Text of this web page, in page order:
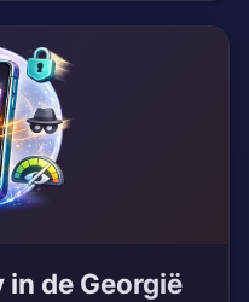
de Georgië